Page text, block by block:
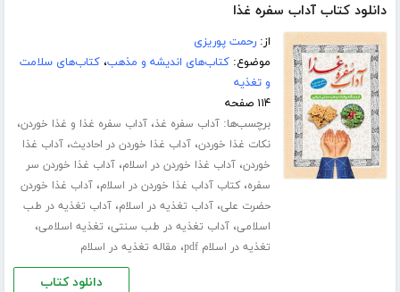
دانلود کتاب آداب سفره غذا
از:رحمت پوریزی
موضوع:کتاب‌های اندیشه و مذهب،کتاب‌های سلامت
و تغذیه
۱۱۴ صفحه
برچسب‌ها:آداب سفره غذ،آداب سفره غذا و غذا خوردن،
نکات غذا خوردن،آداب غذا خوردن در احادیث،آداب غذا
خوردن،آداب غذا خوردن در اسلام،آداب غذا خوردن سر
سفره،کتاب آداب غذا خوردن در اسلام،آداب غذا خوردن
حضرت علی،آداب تغذیه در اسلام،آداب تغذیه در طب
اسلامی،آداب تغذیه در طب سنتی، تغذیه اسلامی،
تغذیه در اسلام pdf ، مقاله تغذیه در اسلام
دانلود کتاب